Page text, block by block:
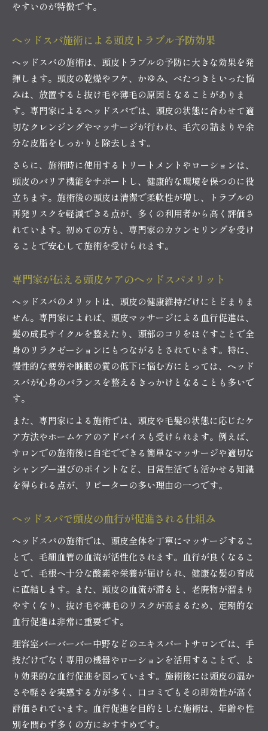
やすいのが特徴です。
ヘッドスパ施術による頭皮トラブル予防効果
ヘッドスパの施術は、頭皮トラブルの予防に大きな効果を発
揮します。頭皮の乾燥やフケ、かゆみ、べたつきといった悩
みは、放置すると抜け毛や薄毛の原因となることがありま
す。専門家によるヘッドスパでは、頭皮の状態に合わせて適
切なクレンジングやマッサージが行われ、毛穴の詰まりや余
分な皮脂をしっかりと除去します。
さらに、施術時に使用するトリートメントやローションは、
頭皮のバリア機能をサポートし、健康的な環境を保つのに役
立ちます。施術後の頭皮は清潔で柔軟性が増し、トラブルの
再発リスクを軽減できる点が、多くの利用者から高く評価さ
れています。初めての方も、専門家のカウンセリングを受け
ることで安心して施術を受けられます。
専門家が伝える頭皮ケアのヘッドスパメリット
ヘッドスパのメリットは、頭皮の健康維持だけにとどまりま
せん。専門家によれば、頭皮マッサージによる血行促進は、
髪の成長サイクルを整えたり、頭部のコリをほぐすことで全
身のリラクゼーションにもつながるとされています。特に、
慢性的な疲労や睡眠の質の低下に悩む方にとっては、ヘッド
スパが心身のバランスを整えるきっかけとなることも多いで
す。
また、専門家による施術では、頭皮や毛髪の状態に応じたケ
ア方法やホームケアのアドバイスも受けられます。例えば、
サロンでの施術後に自宅でできる簡単なマッサージや適切な
シャンプー選びのポイントなど、日常生活でも活かせる知識
を得られる点が、リピーターの多い理由の一つです。
ヘッドスパで頭皮の血行が促進される仕組み
ヘッドスパの施術では、頭皮全体を丁寧にマッサージするこ
とで、毛細血管の血流が活性化されます。血行が良くなるこ
とで、毛根へ十分な酸素や栄養が届けられ、健康な髪の育成
に直結します。また、頭皮の血流が滞ると、老廃物が溜まり
やすくなり、抜け毛や薄毛のリスクが高まるため、定期的な
血行促進は非常に重要です。
理容室バーバーバー中野などのエキスパートサロンでは、手
技だけでなく専用の機器やローションを活用することで、よ
り効果的な血行促進を図っています。施術後には頭皮の温か
さや軽さを実感する方が多く、口コミでもその即効性が高く
評価されています。血行促進を目的とした施術は、年齢や性
別を問わず多くの方におすすめです。